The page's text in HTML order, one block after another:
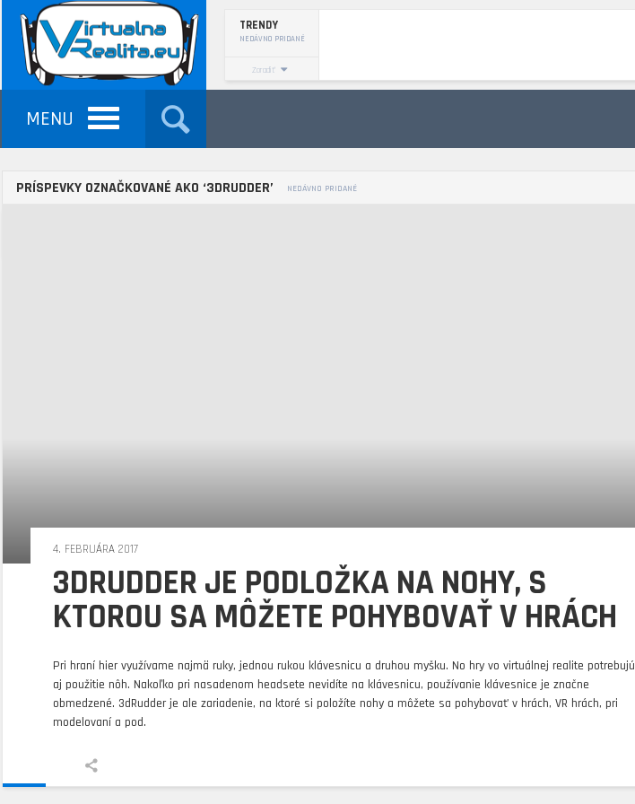
TRENDY
NEDÁVNO PRIDANÉ
Zoradiť
MENU
PRÍSPEVKY OZNAČKOVANÉ AKO ‘3DRUDDER’ NEDÁVNO PRIDANÉ
4. FEBRUÁRA 2017
3DRUDDER JE PODLOŽKA NA NOHY, S
KTOROU SA MÔŽETE POHYBOVAŤ V HRÁCH
Pri hraní hier využívame najmä ruky, jednou rukou klávesnicu a druhou myšku. No hry vo virtuálnej realite potrebujú
aj použitie nôh. Nakoľko pri nasadenom headsete nevidíte na klávesnicu, používanie klávesnice je značne
obmedzené. 3dRudder je ale zariadenie, na ktoré si položíte nohy a môžete sa pohybovať v hrách, VR hrách, pri
modelovaní a pod.